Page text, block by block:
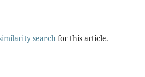
search for this article.